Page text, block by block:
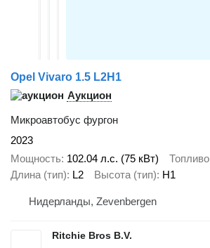
Opel Vivaro 1.5 L2H1
Аукцион
Микроавтобус фургон
2023
Мощность 102.04 л.с. (75 кВт) Топливо
Длина (тип) L2 Высота (тип) H1
Нидерланды, Zevenbergen
Ritchie Bros B.V.